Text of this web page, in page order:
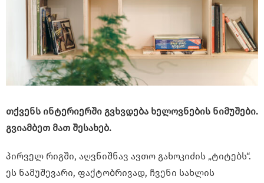
თქვენს ინტერიერში გვხვდება ხელოვნების ნიმუშები.
გვიამბეთ მათ შესახებ.
პირველ რიგში, აღვნიშნავ ავთო გახოკიძის „ტიტებს“.
ეს ნამუშევარი, ფაქტობრივად, ჩვენი სახლის